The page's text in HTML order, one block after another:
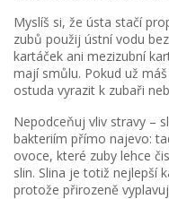
Myslíš si, že ústa stačí
zubů použij ústní vodu
kartáček ani mezizubní
mají smůlu. Pokud už
ostuda vyrazit k zubaři
Nepodceňuj vliv stravy –
bakteriím přímo najevo:
ovoce, které zuby lehce
slin. Slina je totiž nejlepší
protože přirozeně